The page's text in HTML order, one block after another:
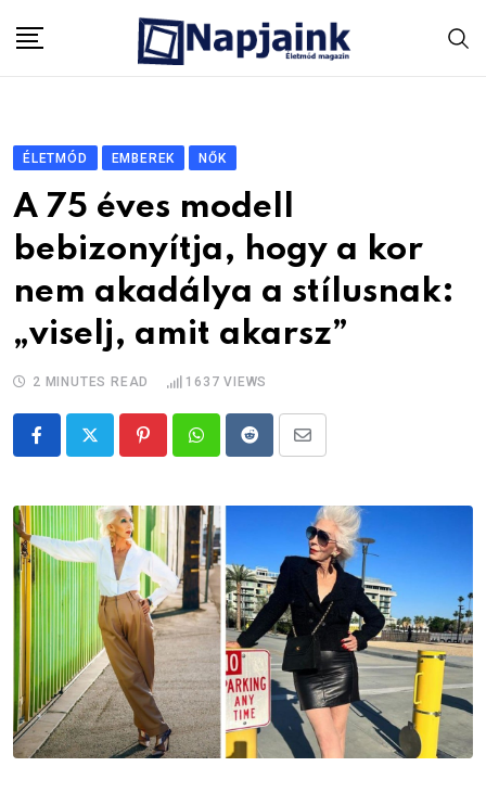
ÉLETMÓD EMBEREK NŐK
A 75 éves modell
bebizonyítja, hogy a kor
nem akadálya a stílusnak:
„viselj, amit akarsz”
2 MINUTES READ 1637 VIEWS
PinterestWhatsappRedditShare
Email